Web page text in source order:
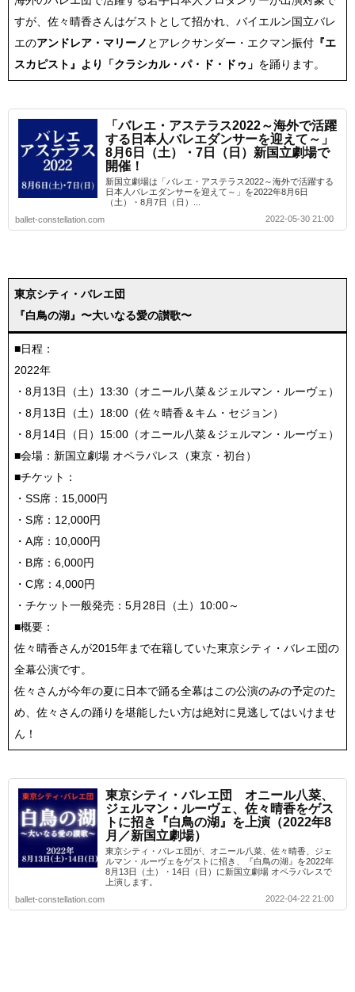
すが、佐々晴香さんはゲストとして招かれ、バイエルン国立バレ
エのアンドレア・マリーノ とアレクサンダー・エクマン振付『エ
スカピスト』より「クラシカル・パ・ド・ドゥ」 を踊ります。
「バレエ・アステラス2022～海外で活躍
する日本人バレエダンサーを迎えて～」
8月6日（土）・7日（日）新国立劇場で
開催！
新国立劇場は「バレエ・アステラス2022～海外で活躍する
日本人バレエダンサーを迎えて～」を2022年8月6日
（土）・8月7日（日）...
ballet-constellation.com
2022-05-30 21:00
東京シティ・バレエ団
『白鳥の湖』〜大いなる愛の讃歌〜
■日程：
2022年
・8月13日（土）13:30（オニール八菜＆ジェルマン・ルーヴェ）
・8月13日（土）18:00（佐々晴香＆キム・セジョン）
・8月14日（日）15:00（オニール八菜＆ジェルマン・ルーヴェ）
■会場：新国立劇場 オペラパレス（東京・初台）
■チケット：
・SS席：15,000円
・S席：12,000円
・A席：10,000円
・B席：6,000円
・C席：4,000円
・チケット一般発売：5月28日（土）10:00～
■概要：
佐々晴香さんが2015年まで在籍していた東京シティ・バレエ団の
全幕公演です。
佐々さんが今年の夏に日本で踊る全幕はこの公演のみの予定のた
め、佐々さんの踊りを堪能したい方は絶対に見逃してはいけませ
ん！
東京シティ・バレエ団 オニール八菜、
ジェルマン・ルーヴェ、佐々晴香をゲス
トに招き『白鳥の湖』を上演（2022年8
月／新国立劇場）
東京シティ・バレエ団が、オニール八菜、佐々晴香、ジェ
ルマン・ルーヴェをゲストに招き、『白鳥の湖』を2022年
8月13日（土）・14日（日）に新国立劇場 オペラパレスで
上演します。
ballet-constellation.com
2022-04-22 21:00